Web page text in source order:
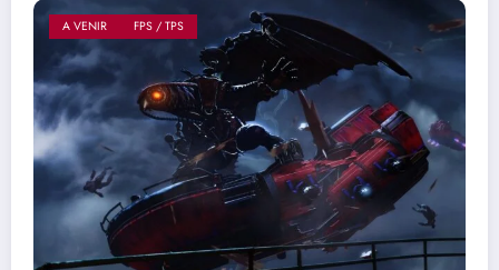
A VENIR FPS / TPS